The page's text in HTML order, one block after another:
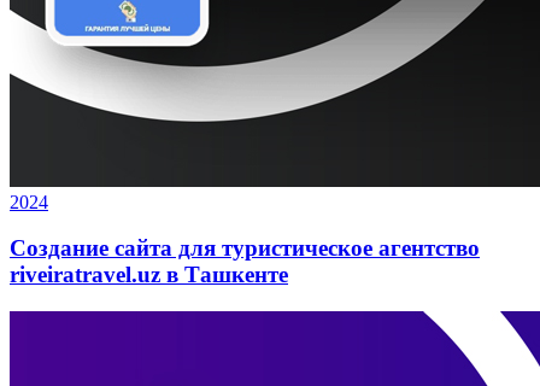
2024
Создание сайта для туристическое агентство
riveiratravel.uz в Ташкенте